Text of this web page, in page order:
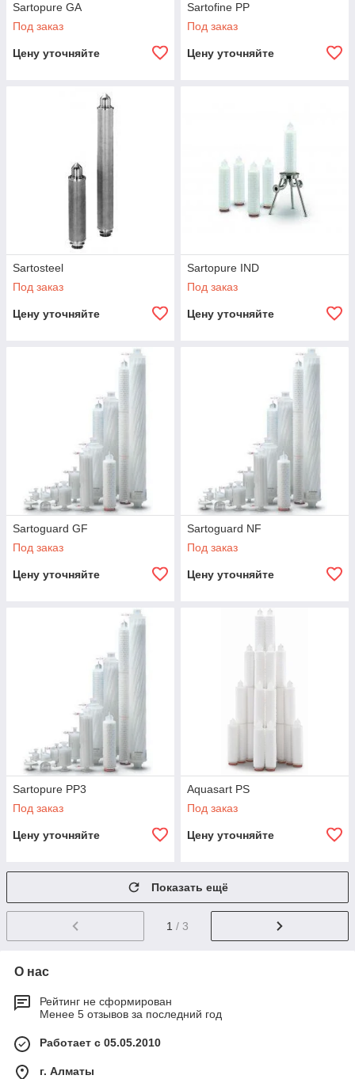
Sartopure GA
Под заказ
Цену уточняйте
Sartofine PP
Под заказ
Цену уточняйте
Sartosteel
Под заказ
Цену уточняйте
Sartopure IND
Под заказ
Цену уточняйте
Sartoguard GF
Под заказ
Цену уточняйте
Sartoguard NF
Под заказ
Цену уточняйте
Sartopure PP3
Под заказ
Цену уточняйте
Aquasart PS
Под заказ
Цену уточняйте
Показать ещё
1 / 3
О нас
Рейтинг не сформирован
Менее 5 отзывов за последний год
Работает с 05.05.2010
г. Алматы